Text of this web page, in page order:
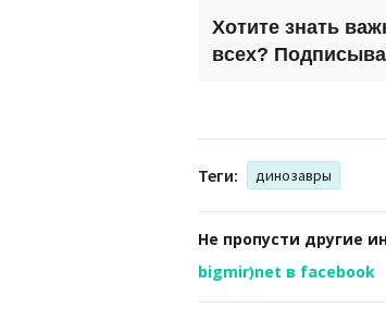
Хотите знать
всех?
Теги: динозавры
Не пропусти другие
bigmir)net в facebook